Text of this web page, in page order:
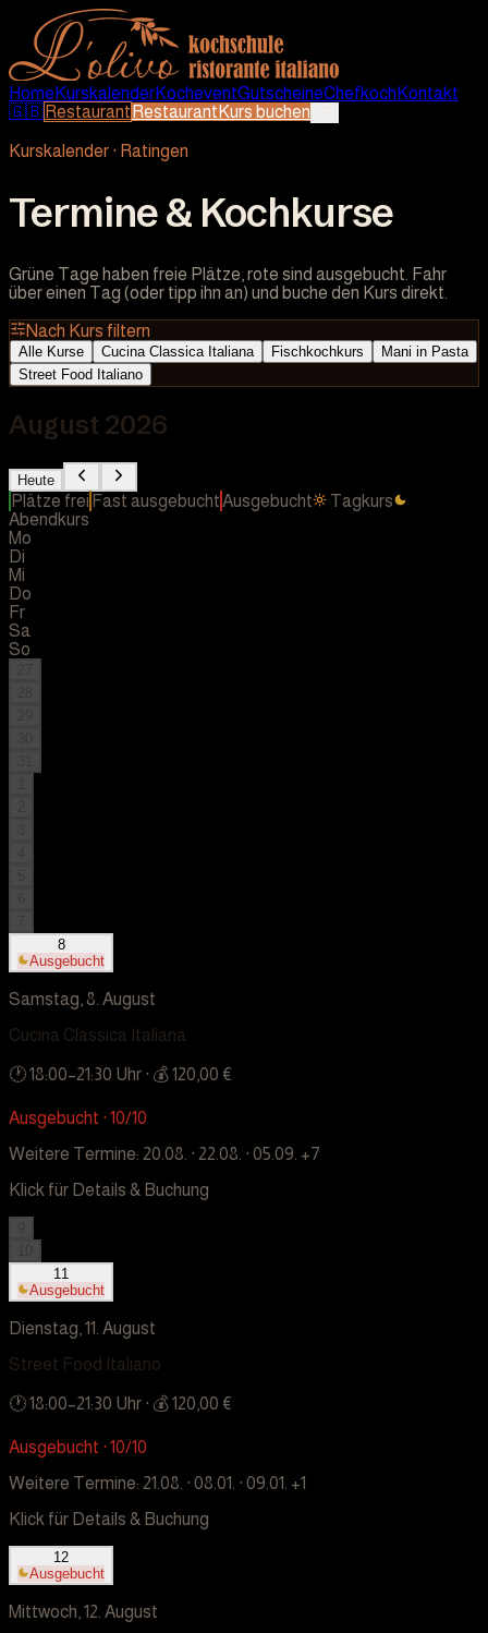
Home KurskalenderKocheventGutscheineChefkoch Kontakt
🇬🇧 Restaurant Restaurant Kurs buchen
Kurskalender · Ratingen
Termine & Kochkurse
Grüne Tage haben freie Plätze, rote sind ausgebucht. Fahr
über einen Tag (oder tipp ihn an) und buche den Kurs direkt.
Nach Kurs filtern
Alle Kurse Cucina Classica Italiana Fischkochkurs
Mani in Pasta
Street Food Italiano
August 2026
Heute
Plätze frei Fast ausgebuchtAusgebucht
Tagkurs
Abendkurs
Mo
Di
Mi
Do
Fr
Sa
So
8
Ausgebucht
Samstag, 8. August
Cucina Classica Italiana
🕐18:00–21:30 Uhr · 💰 120,00 €
Ausgebucht · 10/10
Weitere Termine: 20.08. · 22.08. · 05.09. +7
Klick für Details & Buchung
11
Ausgebucht
Dienstag, 11. August
Street Food Italiano
🕐18:00–21:30 Uhr · 💰 120,00 €
Ausgebucht · 10/10
Weitere Termine: 21.08. · 08.01. · 09.01. +1
Klick für Details & Buchung
12
Ausgebucht
Mittwoch, 12. August